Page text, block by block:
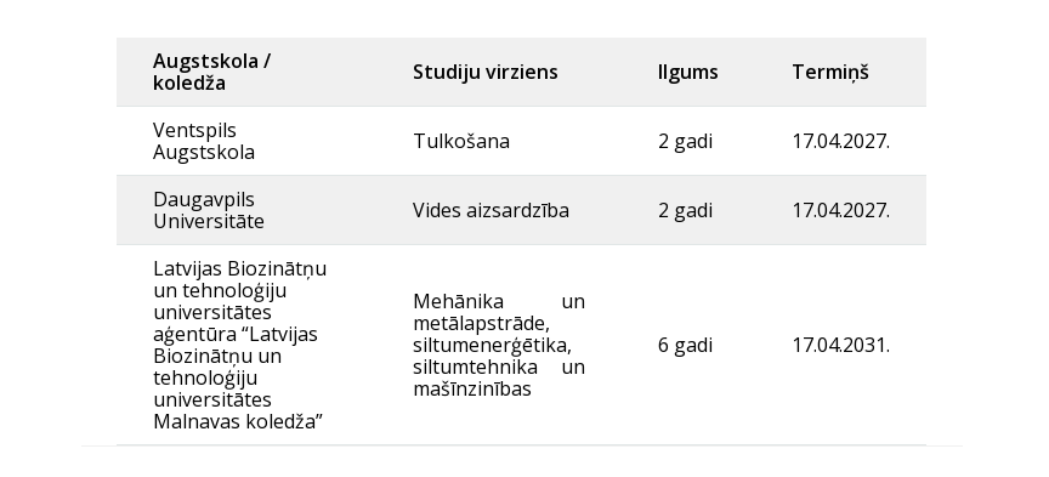
Augstskola /
koledža
Studiju virziens Ilgums Termiņš
Ventspils
Augstskola
Tulkošana 2 gadi 17.04.2027.
Daugavpils
Universitāte
Vides aizsardzība 2 gadi 17.04.2027.
Latvijas Biozinātņu
un tehnoloģiju
universitātes
aģentūra “Latvijas
Biozinātņu un
tehnoloģiju
universitātes
Malnavas koledža”
Mehānika un
metālapstrāde,
siltumenerģētika,
siltumtehnika un
mašīnzinības
6 gadi 17.04.2031.